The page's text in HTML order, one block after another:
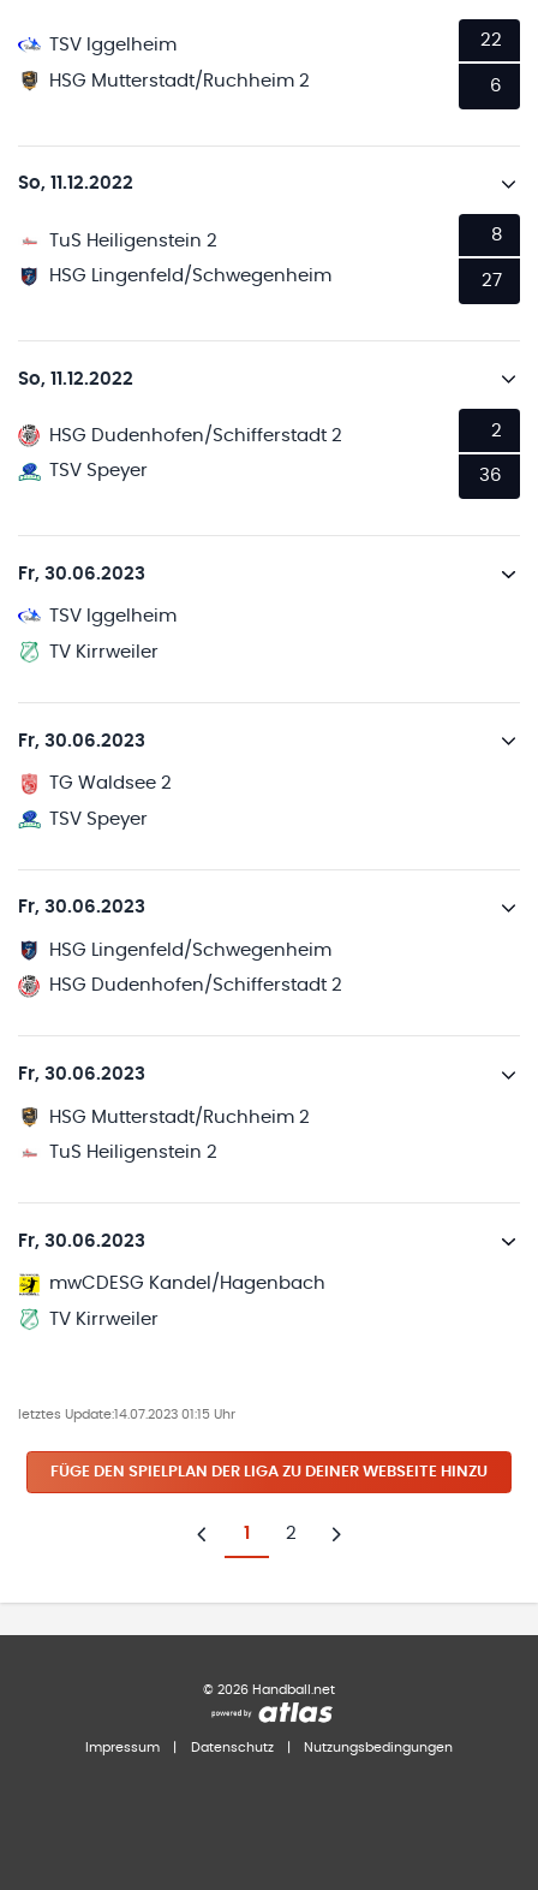
TSV Iggelheim
HSG Mutterstadt/Ruchheim 2
22
6
So, 11.12.2022
TuS Heiligenstein 2
HSG Lingenfeld/Schwegenheim
8
27
So, 11.12.2022
HSG Dudenhofen/Schifferstadt 2
TSV Speyer
2
36
Fr, 30.06.2023
TSV Iggelheim
TV Kirrweiler
Fr, 30.06.2023
TG Waldsee 2
TSV Speyer
Fr, 30.06.2023
HSG Lingenfeld/Schwegenheim
HSG Dudenhofen/Schifferstadt 2
Fr, 30.06.2023
HSG Mutterstadt/Ruchheim 2
TuS Heiligenstein 2
Fr, 30.06.2023
mwCDESG Kandel/Hagenbach
TV Kirrweiler
letztes Update:14.07.2023 01:15 Uhr
FÜGE DEN SPIELPLAN DER LIGA ZU DEINER WEBSEITE HINZU
Zurück
1 2
Weiter
© 2026 Handball.net
Impressum Datenschutz Nutzungsbedingungen